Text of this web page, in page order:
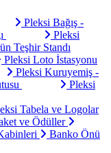
Pleksi Bağış -
Pleksi
Teşhir Standı
Pleksi Loto İstasyonu
Pleksi Kuruyemiş -
Pleksi
Tabela ve Logolar
ve Ödüller
Banko Önü